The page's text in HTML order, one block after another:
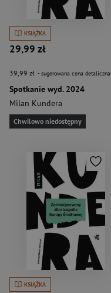
KSIĄŻKA
29,99 zł
39,99 zł - sugerowana cena detaliczna
Spotkanie wyd. 2024
Milan Kundera
Chwilowo niedostępny
KSIĄŻKA